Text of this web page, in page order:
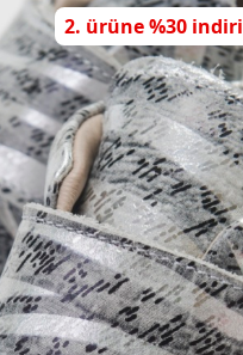
2. ürüne %30